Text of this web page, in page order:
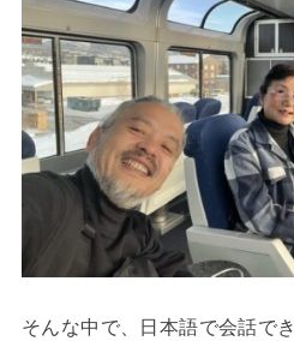
そんな中で、日本語で会話で